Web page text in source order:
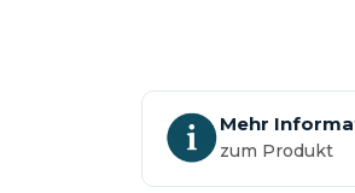
Mehr
zum Produkt